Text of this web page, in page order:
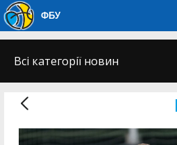
ФБУ
Всі категорії новин